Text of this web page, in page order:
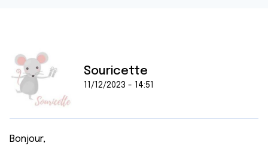
Souricette
11/12/2023 - 14:51
Bonjour,